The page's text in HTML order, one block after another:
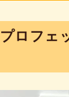
ロフェ